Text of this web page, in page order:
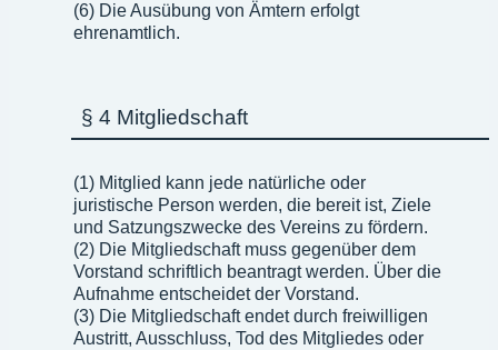
(6) Die Ausübung von Ämtern erfolgt
ehrenamtlich.
§ 4 Mitgliedschaft
(1) Mitglied kann jede natürliche oder
juristische Person werden, die bereit ist, Ziele
und Satzungszwecke des Vereins zu fördern.
(2) Die Mitgliedschaft muss gegenüber dem
Vorstand schriftlich beantragt werden. Über die
Aufnahme entscheidet der Vorstand.
(3) Die Mitgliedschaft endet durch freiwilligen
Austritt, Ausschluss, Tod des Mitgliedes oder